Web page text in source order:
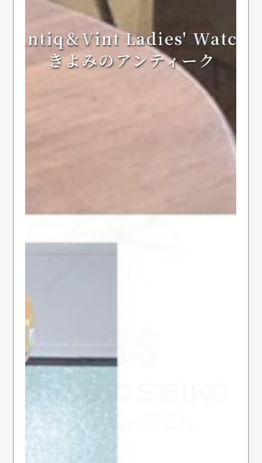
Antiq＆Vint Ladies' Watch
きよみのアンティーク